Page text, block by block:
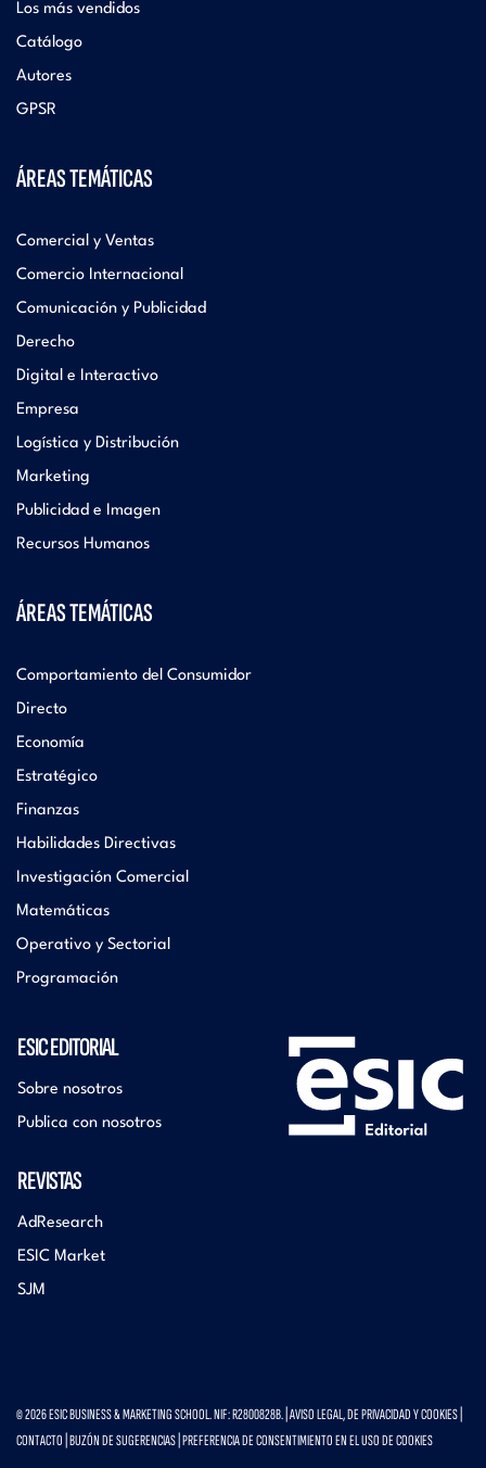
Los más vendidos
Catálogo
Autores
GPSR
ÁREAS TEMÁTICAS
Comercial y Ventas
Comercio Internacional
Comunicación y Publicidad
Derecho
Digital e Interactivo
Empresa
Logística y Distribución
Marketing
Publicidad e Imagen
Recursos Humanos
ÁREAS TEMÁTICAS
Comportamiento del Consumidor
Directo
Economía
Estratégico
Finanzas
Habilidades Directivas
Investigación Comercial
Matemáticas
Operativo y Sectorial
Programación
ESIC EDITORIAL
Sobre nosotros
Publica con nosotros
REVISTAS
AdResearch
ESIC Market
SJM
© 2026 ESIC BUSINESS & MARKETING SCHOOL. NIF: R2800828B. | AVISO LEGAL, DE PRIVACIDAD Y COOKIES
CONTACTO BUZÓN DE SUGERENCIAS PREFERENCIA DE CONSENTIMIENTO EN EL USO DE COOKIES